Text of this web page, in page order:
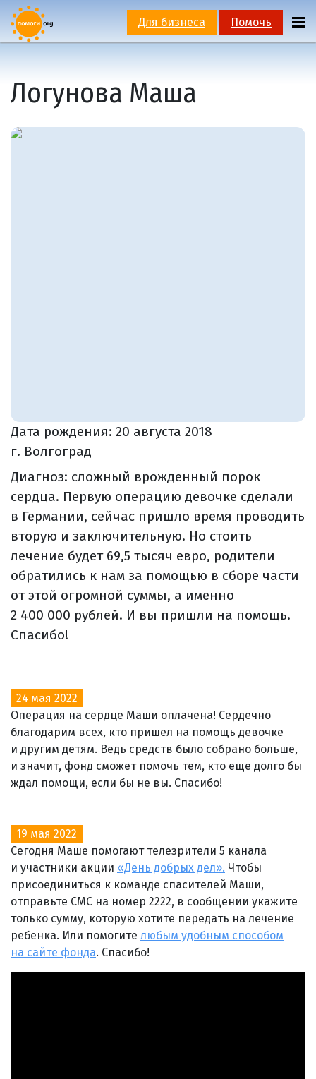
Для бизнеса Помочь
Логунова Маша
Дата рождения: 20 августа 2018
г. Волгоград
Диагноз: сложный врожденный порок
сердца. Первую операцию девочке сделали
в Германии, сейчас пришло время проводить
вторую и заключительную. Но стоить
лечение будет 69,5 тысяч евро, родители
обратились к нам за помощью в сборе части
от этой огромной суммы, а именно
2 400 000 рублей. И вы пришли на помощь.
Спасибо!
24 мая 2022
Операция на сердце Маши оплачена! Сердечно
благодарим всех, кто пришел на помощь девочке
и другим детям. Ведь средств было собрано больше,
и значит, фонд сможет помочь тем, кто еще долго бы
ждал помощи, если бы не вы. Спасибо!
19 мая 2022
Сегодня Маше помогают телезрители 5 канала
и участники акции «День добрых дел». Чтобы
присоединиться к команде спасителей Маши,
отправьте СМС на номер 2222, в сообщении укажите
только сумму, которую хотите передать на лечение
ребенка. Или помогите любым удобным способом
на сайте фонда. Спасибо!